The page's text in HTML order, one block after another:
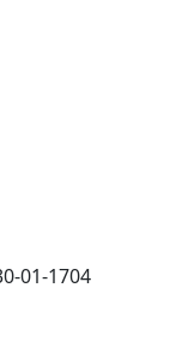
01-1704